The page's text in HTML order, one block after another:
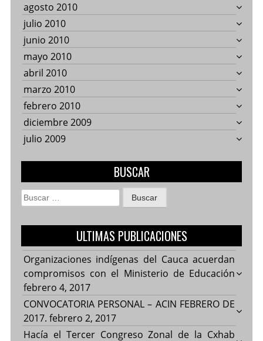
agosto 2010
julio 2010
junio 2010
mayo 2010
abril 2010
marzo 2010
febrero 2010
diciembre 2009
julio 2009
BUSCAR
Buscar:
ULTIMAS PUBLICACIONES
Organizaciones indígenas del Cauca acuerdan
compromisos con el Ministerio de Educación
febrero 4, 2017
CONVOCATORIA PERSONAL – ACIN FEBRERO DE
2017. febrero 2, 2017
Hacía el Tercer Congreso Zonal de la Cxhab